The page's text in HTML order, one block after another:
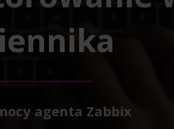
agenta Zabbix